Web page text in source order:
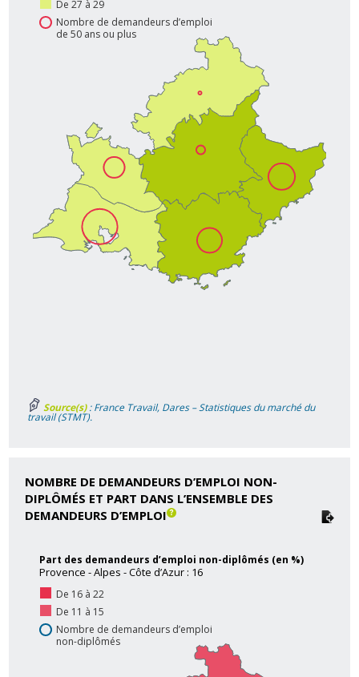
De 27 à 29
Nombre de demandeurs d’emploi
de 50 ans ou plus
Source(s): France Travail, Dares – Statistiques du marché du
travail (STMT).
NOMBRE DE DEMANDEURS D’EMPLOI NON-
DIPLÔMÉS ET PART DANS L’ENSEMBLE DES
DEMANDEURS D’EMPLOI
De 16 à 22
De 11 à 15
Nombre de demandeurs d’emploi
non-diplômés
Part des demandeurs d’emploi non-diplômés (en %)
Provence - Alpes - Côte d’Azur : 16